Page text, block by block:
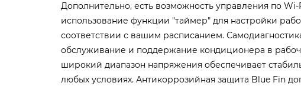
Дополнительно, есть возможность управления по
использование функции "таймер" для настройки
соответствии с вашим расписанием.
обслуживание и поддержание кондиционера в
широкий диапазон напряжения обеспечивает
любых условиях. Антикоррозийная защита Blue Fin